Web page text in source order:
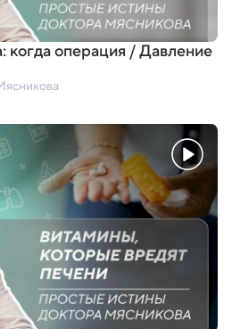
когда операция / Давление